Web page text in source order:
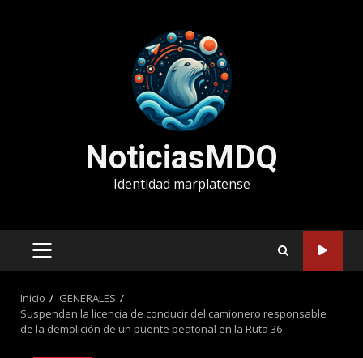
NoticiasMDQ
Identidad marplatense
MENÚ
Inicio
GENERALES
Suspenden la licencia de conducir del camionero responsable
de la demolición de un puente peatonal en la Ruta 36